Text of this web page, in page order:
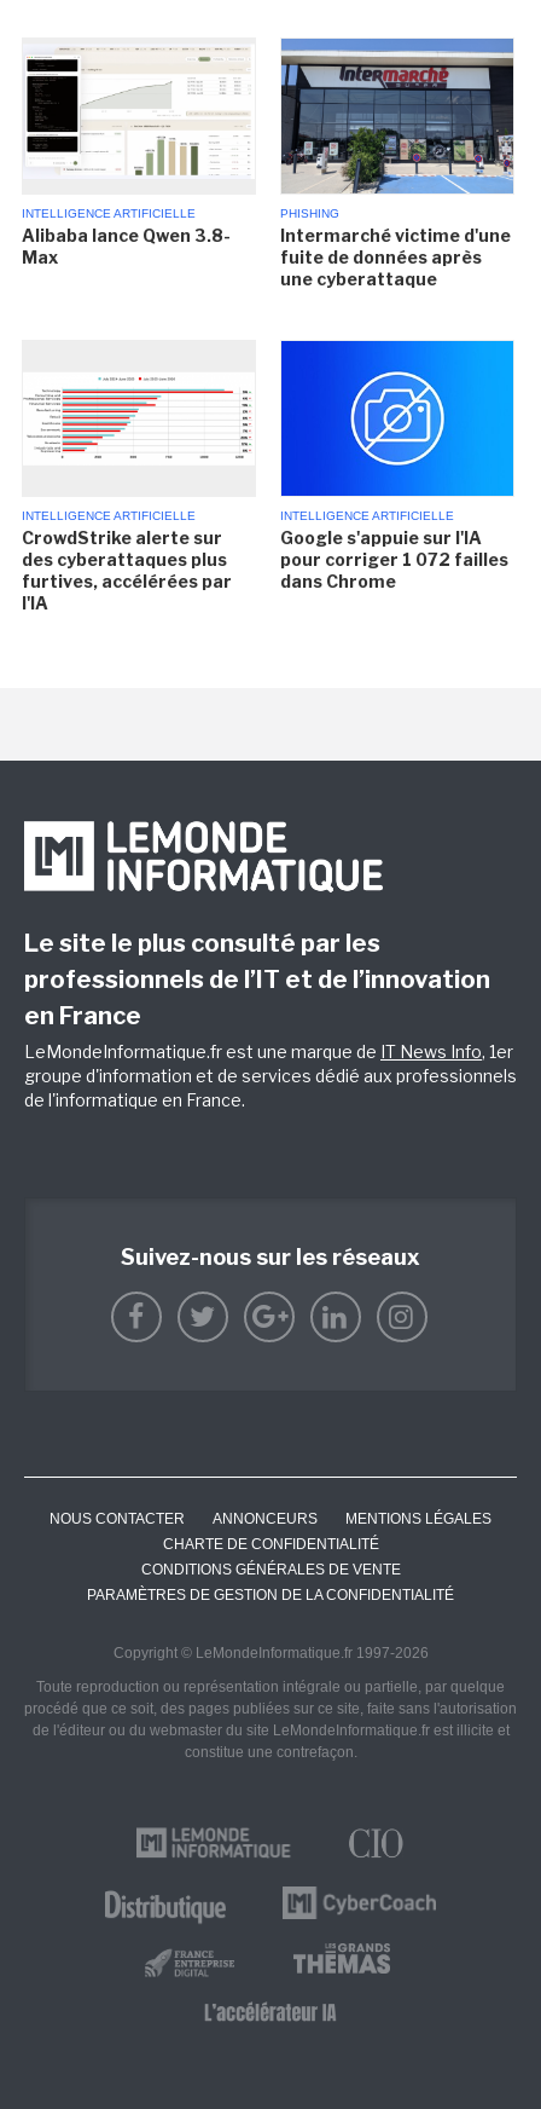
INTELLIGENCE ARTIFICIELLE
Alibaba lance Qwen 3.8-
Max
PHISHING
Intermarché victime d'une
fuite de données après
une cyberattaque
INTELLIGENCE ARTIFICIELLE
CrowdStrike alerte sur
des cyberattaques plus
furtives, accélérées par
l'IA
INTELLIGENCE ARTIFICIELLE
Google s'appuie sur l'IA
pour corriger 1 072 failles
dans Chrome
Le site le plus consulté par les
professionnels de l’IT et de l’innovation
en France
LeMondeInformatique.fr est une marque de IT News Info, 1er
groupe d'information et de services dédié aux professionnels
de l'informatique en France.
Suivez-nous sur les réseaux
NOUS CONTACTER ANNONCEURS
MENTIONS LÉGALES
CHARTE DE CONFIDENTIALITÉ
CONDITIONS GÉNÉRALES DE VENTE
PARAMÈTRES DE GESTION DE LA CONFIDENTIALITÉ
Copyright © LeMondeInformatique.fr 1997-2026
Toute reproduction ou représentation intégrale ou partielle, par quelque
procédé que ce soit, des pages publiées sur ce site, faite sans l'autorisation
de l'éditeur ou du webmaster du site LeMondeInformatique.fr est illicite et
constitue une contrefaçon.